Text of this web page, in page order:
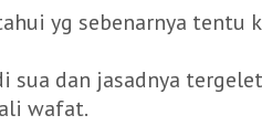
yg sebenarnya tentu
sua dan jasadnya
wafat.